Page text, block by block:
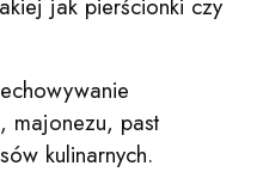
majonezu, past
kulinarnych.